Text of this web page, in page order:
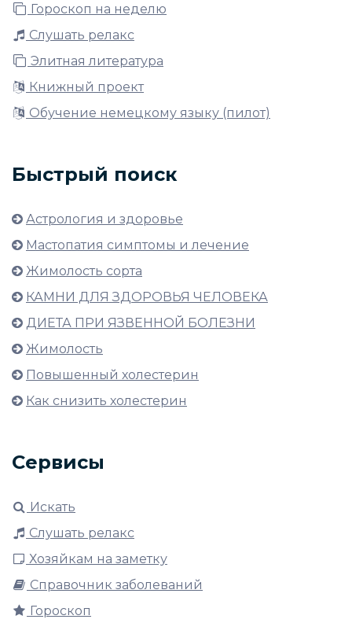
Гороскоп на неделю
Слушать релакс
Элитная литература
Книжный проект
Обучение немецкому языку (пилот)
Быстрый поиск
Астрология и здоровье
Мастопатия симптомы и лечение
Жимолость сорта
КАМНИ ДЛЯ ЗДОРОВЬЯ ЧЕЛОВЕКА
ДИЕТА ПРИ ЯЗВЕННОЙ БОЛЕЗНИ
Жимолость
Повышенный холестерин
Как снизить холестерин
Сервисы
Искать
Слушать релакс
Хозяйкам на заметку
Справочник заболеваний
Гороскоп